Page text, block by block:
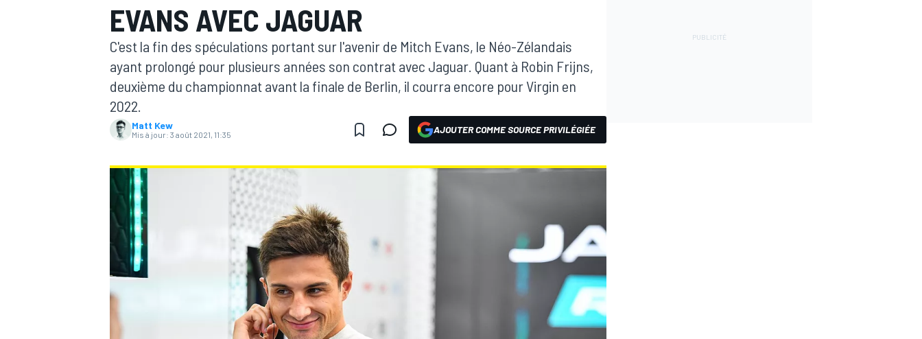
MOTOGP
EVANS AVEC JAGUAR
C'est la fin des spéculations portant sur l'avenir de Mitch Evans, le Néo-Zélandais
ayant prolongé pour plusieurs années son contrat avec Jaguar. Quant à Robin Frijns,
deuxième du championnat avant la finale de Berlin, il courra encore pour Virgin en
2022.
Matt Kew
Mis à jour: 3 août 2021, 11:35 AJOUTER COMME SOURCE PRIVILÉGIÉE